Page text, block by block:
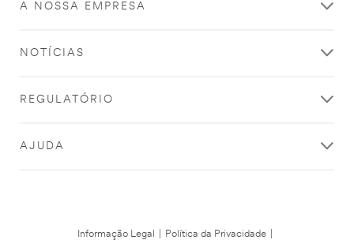
A NOSSA EMPRESA
NOTÍCIAS
REGULATÓRIO
AJUDA
Informação Legal Política da Privacidade